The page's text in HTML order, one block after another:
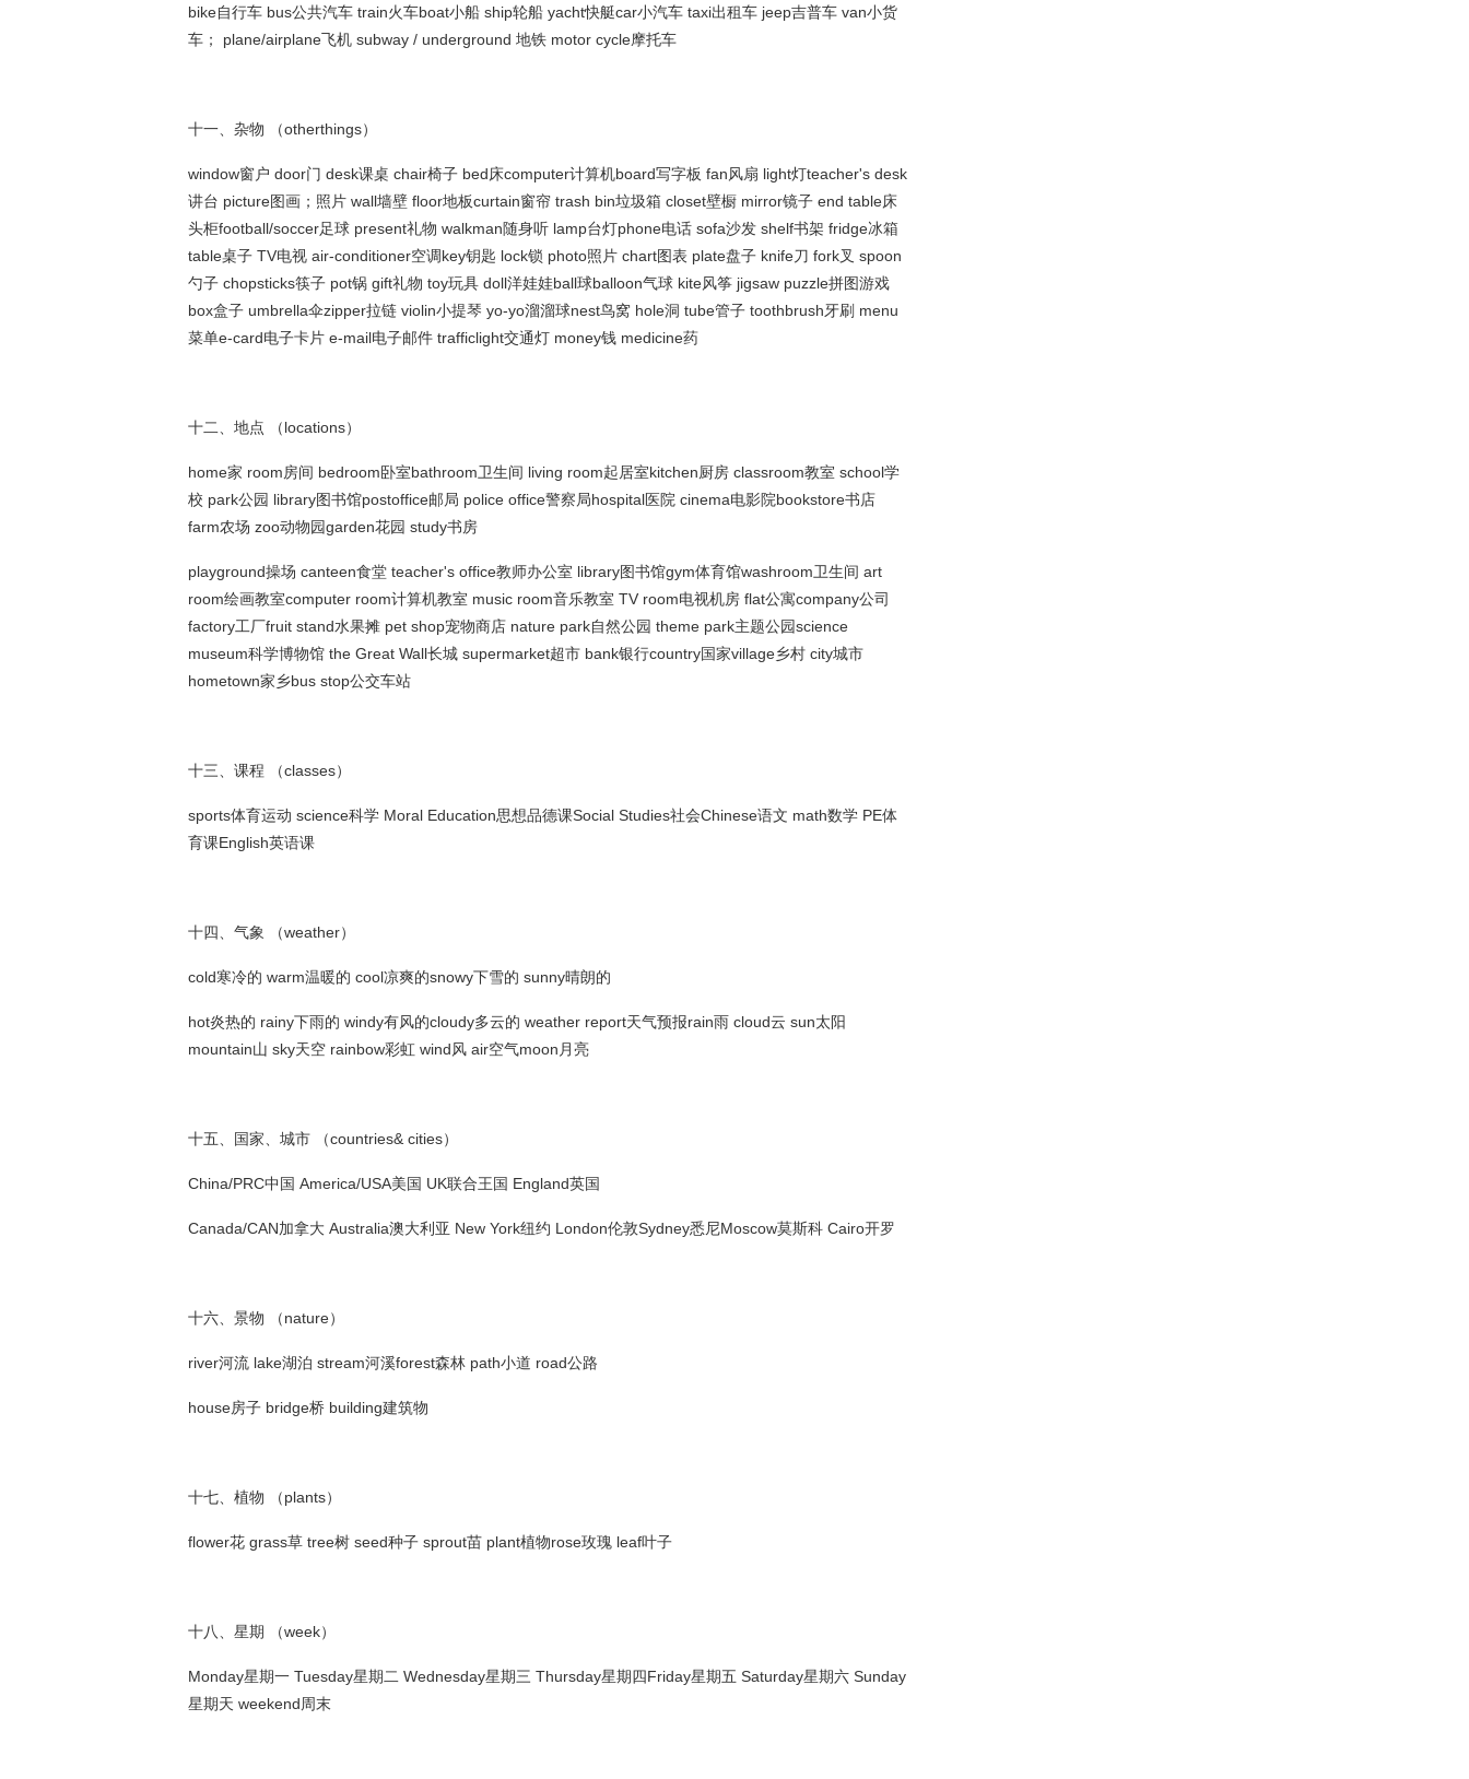
bike自行车 bus公共汽车 train火车boat小船 ship轮船 yacht快艇car小汽车 taxi出租车 jeep吉普车 van小货
车； plane/airplane飞机 subway / underground 地铁 motor cycle摩托车
十一、杂物 （otherthings）
window窗户 door门 desk课桌 chair椅子 bed床computer计算机board写字板 fan风扇 light灯teacher's desk
讲台 picture图画；照片 wall墙壁 floor地板curtain窗帘 trash bin垃圾箱 closet壁橱 mirror镜子 end table床
头柜football/soccer足球 present礼物 walkman随身听 lamp台灯phone电话 sofa沙发 shelf书架 fridge冰箱
table桌子 TV电视 air-conditioner空调key钥匙 lock锁 photo照片 chart图表 plate盘子 knife刀 fork叉 spoon
勺子 chopsticks筷子 pot锅 gift礼物 toy玩具 doll洋娃娃ball球balloon气球 kite风筝 jigsaw puzzle拼图游戏
box盒子 umbrella伞zipper拉链 violin小提琴 yo-yo溜溜球nest鸟窝 hole洞 tube管子 toothbrush牙刷 menu
菜单e-card电子卡片 e-mail电子邮件 trafficlight交通灯 money钱 medicine药
十二、地点 （locations）
home家 room房间 bedroom卧室bathroom卫生间 living room起居室kitchen厨房 classroom教室 school学
校 park公园 library图书馆postoffice邮局 police office警察局hospital医院 cinema电影院bookstore书店
farm农场 zoo动物园garden花园 study书房
playground操场 canteen食堂 teacher's office教师办公室 library图书馆gym体育馆washroom卫生间 art
room绘画教室computer room计算机教室 music room音乐教室 TV room电视机房 flat公寓company公司
factory工厂fruit stand水果摊 pet shop宠物商店 nature park自然公园 theme park主题公园science
museum科学博物馆 the Great Wall长城 supermarket超市 bank银行country国家village乡村 city城市
hometown家乡bus stop公交车站
十三、课程 （classes）
sports体育运动 science科学 Moral Education思想品德课Social Studies社会Chinese语文 math数学 PE体
育课English英语课
十四、气象 （weather）
cold寒冷的 warm温暖的 cool凉爽的snowy下雪的 sunny晴朗的
hot炎热的 rainy下雨的 windy有风的cloudy多云的 weather report天气预报rain雨 cloud云 sun太阳
mountain山 sky天空 rainbow彩虹 wind风 air空气moon月亮
十五、国家、城市 （countries& cities）
China/PRC中国 America/USA美国 UK联合王国 England英国
Canada/CAN加拿大 Australia澳大利亚 New York纽约 London伦敦Sydney悉尼Moscow莫斯科 Cairo开罗
十六、景物 （nature）
river河流 lake湖泊 stream河溪forest森林 path小道 road公路
house房子 bridge桥 building建筑物
十七、植物 （plants）
flower花 grass草 tree树 seed种子 sprout苗 plant植物rose玫瑰 leaf叶子
十八、星期 （week）
Monday星期一 Tuesday星期二 Wednesday星期三 Thursday星期四Friday星期五 Saturday星期六 Sunday
星期天 weekend周末